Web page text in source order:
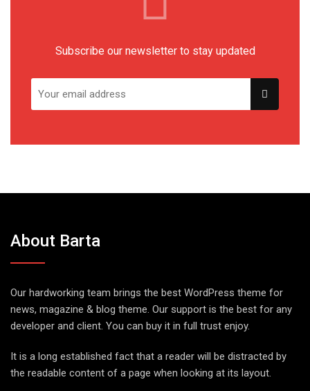
Subscribe our newsletter to stay updated
About Barta
Our hardworking team brings the best WordPress theme for
news, magazine & blog theme. Our support is the best for any
developer and client. You can buy it in full trust enjoy.
It is a long established fact that a reader will be distracted by
the readable content of a page when looking at its layout.